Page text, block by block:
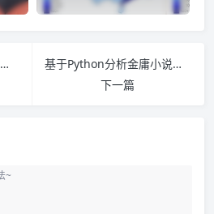
WordPress 4.9.6 正式版发布，增加隐私选项卡
基于Python分析金庸小说里的主角，原来他才是真正的主角
下一篇